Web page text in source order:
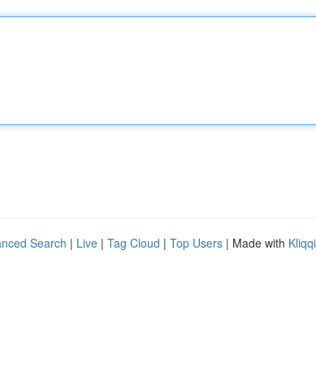
Search | Live | Tag Cloud | Top Users | Made with